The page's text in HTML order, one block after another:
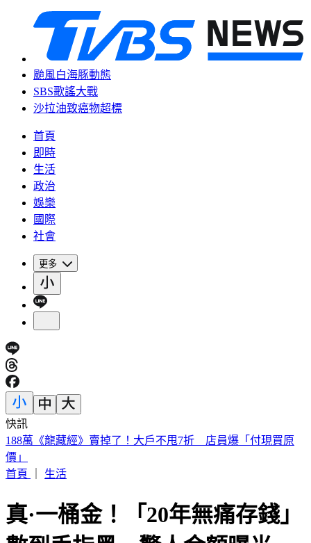
颱風白海豚動態
SBS歌謠大戰
沙拉油致癌物超標
首頁
即時
生活
政治
娛樂
國際
社會
更多
快訊
美股開盤／聯準會升息疑慮意外減緩！標普、那指「雙開高」
首頁
真·一桶金！「20年無痛存錢」
數到手指黑 驚人金額曝光